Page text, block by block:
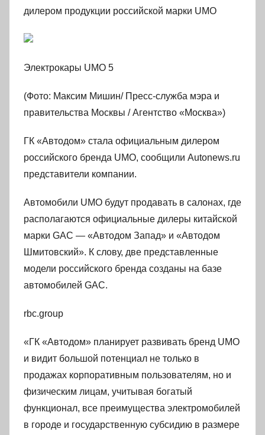
дилером продукции российской марки UMO
Электрокары UMO 5
(Фото: Максим Мишин/ Пресс-служба мэра и
правительства Москвы / Агентство «Москва»)
ГК «Автодом» стала официальным дилером
российского бренда UMO, сообщили Autonews.ru
представители компании.
Автомобили UMO будут продавать в салонах, где
располагаются официальные дилеры китайской
марки GAC — «Автодом Запад» и «Автодом
Шмитовский». К слову, две представленные
модели российского бренда созданы на базе
автомобилей GAC.
rbc.group
«ГК «Автодом» планирует развивать бренд UMO
и видит большой потенциал не только в
продажах корпоративным пользователям, но и
физическим лицам, учитывая богатый
функционал, все преимущества электромобилей
в городе и государственную субсидию в размере